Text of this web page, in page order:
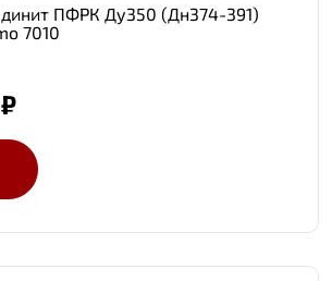
ПФРК Ду350 (Дн374-391)
7010